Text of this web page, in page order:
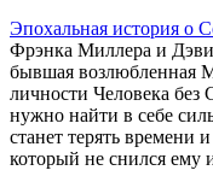
Эпохальная история о
Фрэнка Миллера и
бывшая возлюбленная
личности Человека без
нужно найти в себе
станет терять времени
который не снился ему